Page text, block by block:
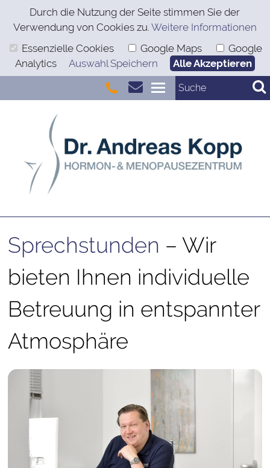
Durch die Nutzung der Seite stimmen Sie der
Verwendung von Cookies zu. Weitere Informationen
Essenzielle Cookies
Google Maps
Google
Analytics
Auswahl Speichern Alle Akzeptieren
Sprechstunden – Wir
bieten Ihnen individuelle
Betreuung in entspannter
Atmosphäre